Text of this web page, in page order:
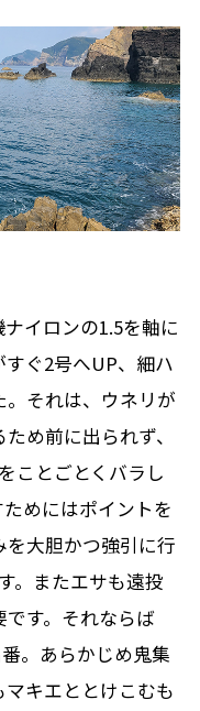
イロンの1.5を軸に
ぐ2号へUP、細ハ
それは、ウネリが
め前に出られず、
ことごとくバラし
めにはポイントを
大胆かつ強引に行
。またエサも遠投
す。それならば
。あらかじめ鬼集
キエととけこむも